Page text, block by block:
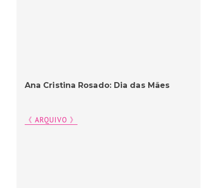
Ana Cristina Rosado: Dia das Mães
《 ARQUIVO 》